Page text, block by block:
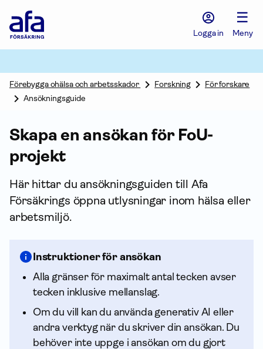
Försäkring
Logga in
☰
Meny
Förebygga ohälsa och arbetsskador Forskning
För forskare
Ansökningsguide
Skapa en ansökan för FoU-
projekt
Här hittar du ansökningsguiden till Afa
Försäkrings öppna utlysningar inom hälsa eller
arbetsmiljö.
Instruktioner för ansökan
Alla gränser för maximalt antal tecken avser
tecken inklusive mellanslag.
Om du vill kan du använda generativ AI eller
andra verktyg när du skriver din ansökan. Du
behöver inte uppge i ansökan om du gjort